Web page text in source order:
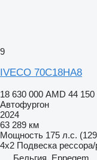
9
IVECO 70C18HA8
18 630 000 AMD 44 150
Автофургон
2024
63 289 км
Мощность 175 л.с.
4x2 Подвеска
Бельгия, Eppegem